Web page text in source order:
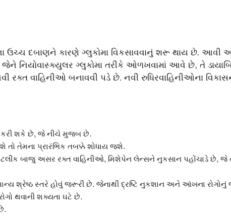
દબાણને કારણે ગ્લુકોમા વિકસાવવાનું શરૂ થાય છે. આવી
જેને નિયોવાસ્ક્યુલર ગ્લુકોમા તરીકે ઓળખવામાં આવે છે, તે
વાહિનીઓ બનાવવી પડે છે. નવી રુધિરવાહિનીઓના
કરી શકે છે, જે નીચે મુજબ છે.
તો તેમના પ્રારંભિક તબક્કે શોધાય જશે.
બાજુ અસર રક્ત વાહિનીઓ, મિશેપેન લેન્સને નુકસાન પહોંચાડે છે, જે
શ્રેષ્ઠ સ્તરે હોવું જરૂરી છે. જેનાથી દ્રષ્ટિ નુકશાન અને આંખના રોગોનું
થવાની શક્યતા ઘટે છે.